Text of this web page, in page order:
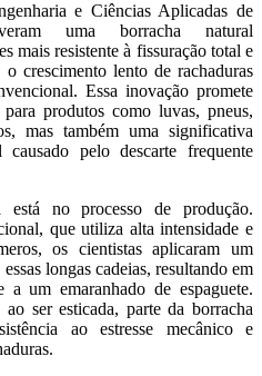
e Ciências Aplicadas de
uma borracha natural
mais resistente à fissuração total e
crescimento lento de rachaduras
Essa inovação promete
produtos como luvas, pneus,
mas também uma significativa
pelo descarte frequente
no processo de produção.
que utiliza alta intensidade e
os cientistas aplicaram um
longas cadeias, resultando em
a um emaranhado de espaguete.
ser esticada, parte da borracha
ao estresse mecânico e